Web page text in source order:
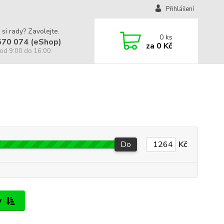
Přihlášení
rady? Zavolejte.
074 (eShop)
9:00 do 16:00
0ks
za 0 Kč
Do Kč